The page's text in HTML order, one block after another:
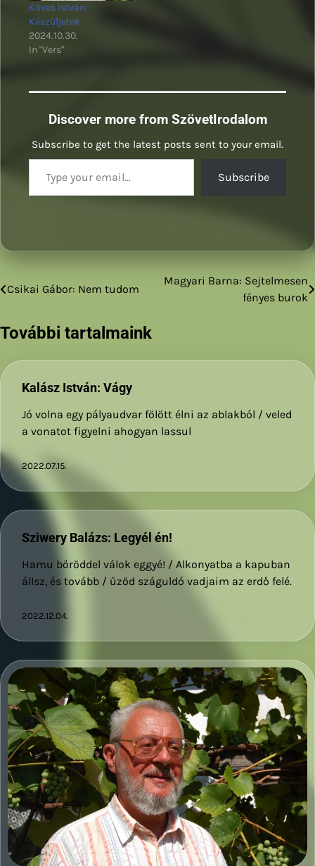
Köves István:
Készüljetek
2024.10.30.
In "Vers"
Discover more from SzövetIrodalom
Subscribe to get the latest posts sent to your email.
Type your email…
Subscribe
Bejegyzés
Csikai Gábor: Nem tudom
Magyari Barna: Sejtelmesen
fényes burok
További tartalmaink
Kalász István: Vágy
Jó volna egy pályaudvar fölött élni az ablakból / veled
a vonatot figyelni ahogyan lassul
2022.07.15.
Sziwery Balázs: Legyél én!
Hamu bőröddel válok eggyé! / Alkonyatba a kapuban
állsz, és tovább / űzöd száguldó vadjaim az erdő felé.
2022.12.04.